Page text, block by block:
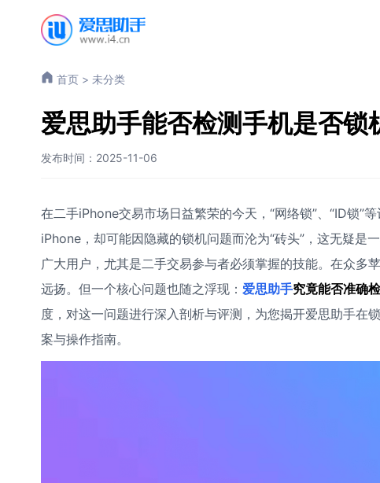
首页 > 未分类
爱思助手能否检测手机是否锁
发布时间：2025-11-06
在二手iPhone交易市场日益繁荣的今天，“网络锁”、“ID锁”
iPhone，却可能因隐藏的锁机问题而沦为“砖头”，这无疑
广大用户，尤其是二手交易参与者必须掌握的技能。在众多
远扬。但一个核心问题也随之浮现： 爱思助手究竟能否准确
度，对这一问题进行深入剖析与评测，为您揭开爱思助手在
案与操作指南。